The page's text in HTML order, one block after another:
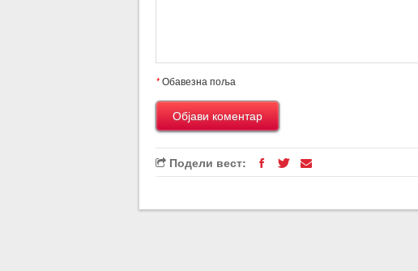
*Обавезна поља
Подели вест: